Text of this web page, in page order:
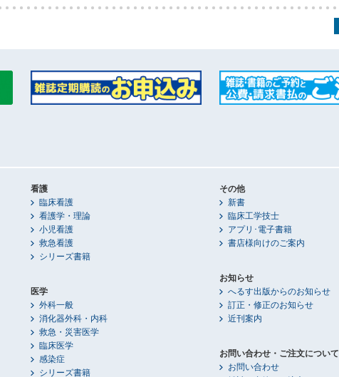
看護
臨床看護
看護学・理論
小児看護
救急看護
シリーズ書籍
医学
外科一般
消化器外科・内科
救急・災害医学
臨床医学
感染症
シリーズ書籍
その他
新書
臨床工学技士
アプリ･電子書籍
書店様向けのご案内
お知らせ
へるす出版からのお知らせ
訂正・修正のお知らせ
近刊案内
お問い合わせ・ご注文について
お問い合わせ